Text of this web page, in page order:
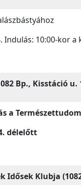
Indulás: 10:00-kor a
Bp., Kisstáció u.
a
délelőtt
Idősek Klubja